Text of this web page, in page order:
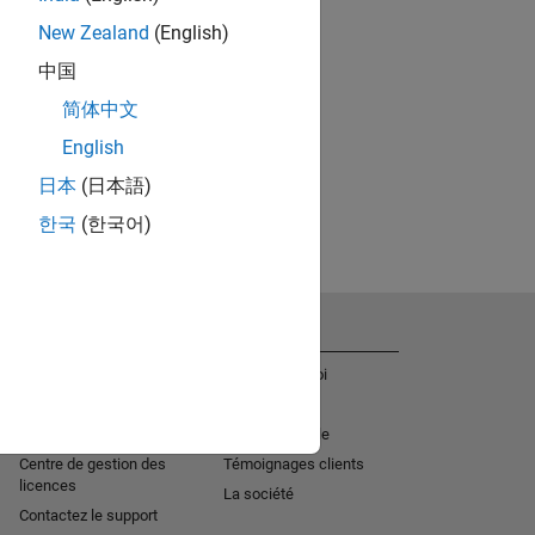
New Zealand (English)
中国
简体中文
English
日本 (日本語)
한국 (한국어)
Centre de gestion des
licences
Contactez le support
Offres d'emploi
Mission sociale
Témoignages clients
La société